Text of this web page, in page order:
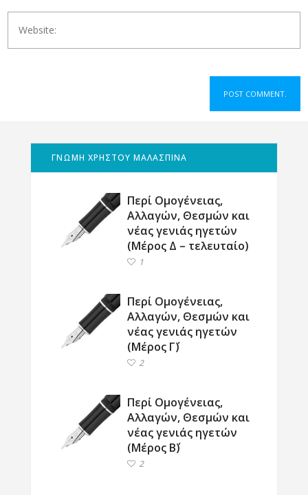
ΓΝΩΜΗ ΧΡΗΣΤΟΥ ΜΑΛΑΣΠΙΝΑ
Περί Ομογένειας,
Αλλαγών, Θεσμών και
νέας γενιάς ηγετών
(Μέρος Δ – τελευταίο)
1
Περί Ομογένειας,
Αλλαγών, Θεσμών και
νέας γενιάς ηγετών
(Μέρος Γ΄)
2
Περί Ομογένειας,
Αλλαγών, Θεσμών και
νέας γενιάς ηγετών
(Μέρος Β΄)
2